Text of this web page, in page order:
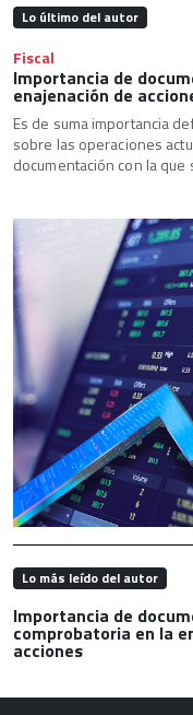
Lo último del autor
Fiscal
Importancia de
enajenación de
Es de suma importancia
sobre las operaciones
documentación con la que
Lo más leído del autor
Importancia de
comprobatoria en la
acciones